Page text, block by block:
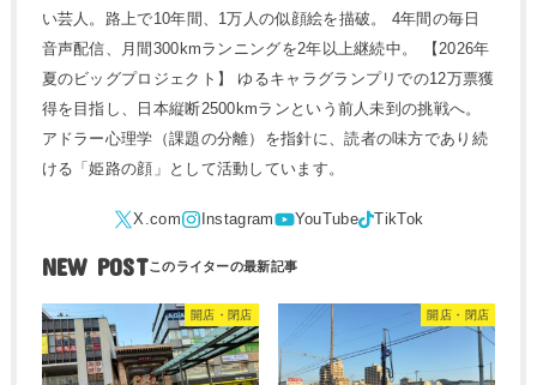
い芸人。路上で10年間、1万人の似顔絵を描破。 4年間の毎日
音声配信、月間300kmランニングを2年以上継続中。 【2026年
夏のビッグプロジェクト】 ゆるキャラグランプリでの12万票獲
得を目指し、日本縦断2500kmランという前人未到の挑戦へ。
アドラー心理学（課題の分離）を指針に、読者の味方であり続
ける「姫路の顔」として活動しています。
NEW POST
開店・閉店 開店・閉店